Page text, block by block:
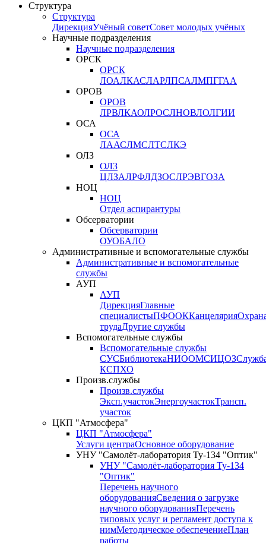
Структура
Структура
ДирекцияУчёный советСовет молодых учёных
Научные подразделения
Научные подразделения
ОРСК
ОРСК
ЛОАЛКАСЛАРЛПСАЛМПГГАА
ОРОВ
ОРОВ
ЛРВЛКАОЛРОСЛНОВЛОЛГИИ
ОСА
ОСА
ЛААСЛМСЛТСЛКЭ
ОЛЗ
ОЛЗ
ЦЛЗАЛРФЛДЗОСЛРЭВГОЗА
НОЦ
НОЦ
Отдел аспирантуры
Обсерватории
Обсерватории
ОУОБАЛО
Административные и вспомогательные службы
Административные и вспомогательные
службы
АУП
АУП
ДирекцияГлавные
специалистыПФООККанцелярия
трудаДругие службы
Вспомогательные службы
Вспомогательные службы
СУСБиблиотекаНИООМСИЦОЗ
КСПХО
Произв.службы
Произв.службы
Эксп.участокЭнергоучастокТрансп.
участок
ЦКП "Атмосфера"
ЦКП "Атмосфера"
Услуги центраОсновное оборудование
УНУ "Самолёт-лаборатория Ту-134 "Оптик"
УНУ "Самолёт-лаборатория Ту-134
"Оптик"
Перечень научного
оборудованияСведения о загрузке
научного оборудованияПеречень
типовых услуг и регламент доступа к
нимМетодическое обеспечениеПлан
работы